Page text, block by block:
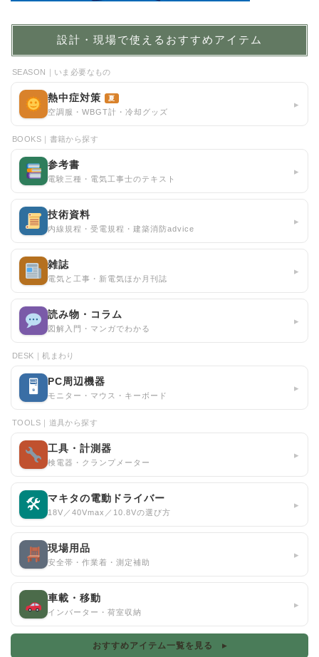
設計・現場で使えるおすすめアイテム
SEASON｜いま必要なもの
熱中症対策 夏
空調服・WBGT計・冷却グッズ
▸
BOOKS｜書籍から探す
参考書
電験三種・電気工事士のテキスト
▸
技術資料
内線規程・受電規程・建築消防advice
▸
雑誌
電気と工事・新電気ほか月刊誌
▸
読み物・コラム
図解入門・マンガでわかる
▸
DESK｜机まわり
🖥 PC周辺機器
モニター・マウス・キーボード
▸
TOOLS｜道具から探す
工具・計測器
検電器・クランプメーター
▸
🛠 マキタの電動ドライバー
18V／40Vmax／10.8Vの選び方
▸
現場用品
安全帯・作業着・測定補助
▸
車載・移動
インバーター・荷室収納
▸
おすすめアイテム一覧を見る ▸